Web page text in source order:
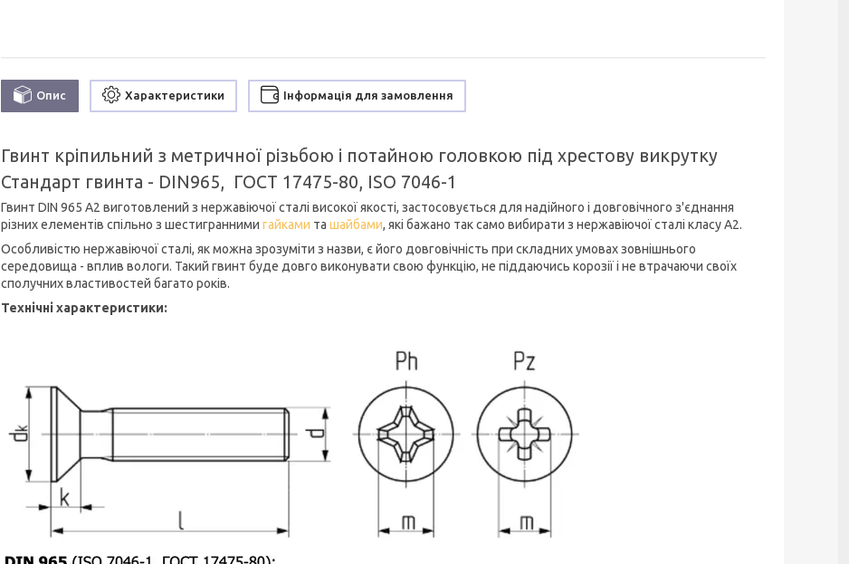
Опис Характеристики Інформація для замовлення
Гвинт кріпильний з метричної різьбою і потайною головкою під хрестову викрутку
Стандарт гвинта - DIN965, ГОСТ 17475-80, ISO 7046-1
Гвинт DIN 965 А2 виготовлений з нержавіючої сталі високої якості, застосовується для надійного і довговічного з'єднання
різних елементів спільно з шестигранними гайками та шайбами, які бажано так само вибирати з нержавіючої сталі класу А2.
Особливістю нержавіючої сталі, як можна зрозуміти з назви, є його довговічність при складних умовах зовнішнього
середовища - вплив вологи. Такий гвинт буде довго виконувати свою функцію, не піддаючись корозії і не втрачаючи своїх
сполучних властивостей багато років.
Технічні характеристики: